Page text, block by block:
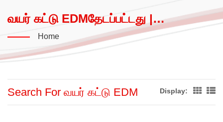
வயர் கட்டு EDMதேடப்பட்டது |
துல்லியமான உற்பத்தி: JSEDM மூலம்
மேம்பட்ட EDM தொழில்நுட்பம்
Home
Search For வயர் கட்டு EDM Display: